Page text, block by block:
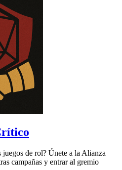
juegos de rol? Únete a la Alianza
campañas y entrar al gremio